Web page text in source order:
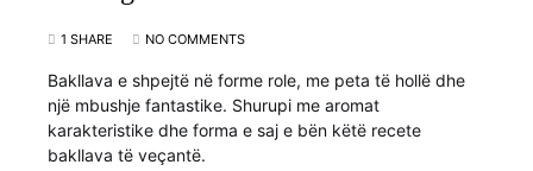
1 SHARE NO COMMENTS
Bakllava e shpejtë në forme role, me peta të hollë dhe
një mbushje fantastike. Shurupi me aromat
karakteristike dhe forma e saj e bën këtë recete
bakllava të veçantë.